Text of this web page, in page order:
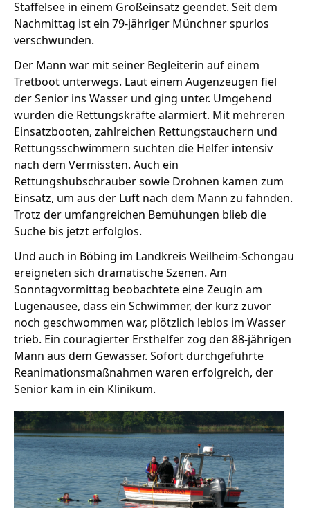
Stellenangebote
Das geheime Geräusch
Wandern
Fotobox
Amphibienschutz
Team
Programm
Service
Nachgehört
Podcast
Newsletter
Zeit fürs Oberland
Handwerker
Staffelsee in einem Großeinsatz geendet. Seit dem
Nachmittag ist ein 79-jähriger Münchner spurlos
verschwunden.
Der Mann war mit seiner Begleiterin auf einem
Tretboot unterwegs. Laut einem Augenzeugen fiel
der Senior ins Wasser und ging unter. Umgehend
wurden die Rettungskräfte alarmiert. Mit mehreren
Einsatzbooten, zahlreichen Rettungstauchern und
Rettungsschwimmern suchten die Helfer intensiv
nach dem Vermissten. Auch ein
Rettungshubschrauber sowie Drohnen kamen zum
Einsatz, um aus der Luft nach dem Mann zu fahnden.
Trotz der umfangreichen Bemühungen blieb die
Suche bis jetzt erfolglos.
Und auch in Böbing im Landkreis Weilheim-Schongau
ereigneten sich dramatische Szenen. Am
Sonntagvormittag beobachtete eine Zeugin am
Lugenausee, dass ein Schwimmer, der kurz zuvor
noch geschwommen war, plötzlich leblos im Wasser
trieb. Ein couragierter Ersthelfer zog den 88-jährigen
Mann aus dem Gewässer. Sofort durchgeführte
Reanimationsmaßnahmen waren erfolgreich, der
Senior kam in ein Klinikum.